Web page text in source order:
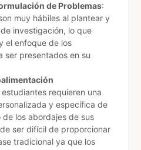
de Problemas:
muy hábiles al plantear y
investigación, lo que
el enfoque de los
ser presentados en su
estudiantes requieren una
y específica de
los abordajes de sus
ser difícil de proporcionar
tradicional ya que los